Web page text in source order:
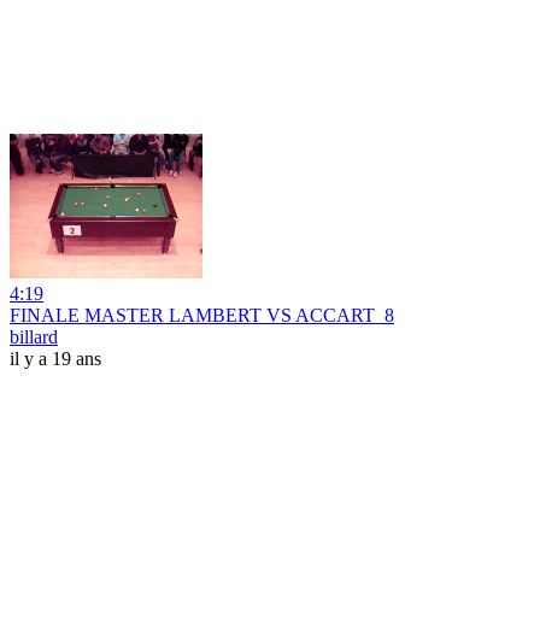
4:19
FINALE MASTER LAMBERT VS ACCART_8
billard
il y a 19 ans